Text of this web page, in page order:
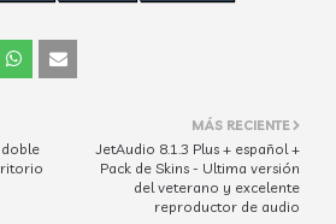
MÁS RECIENTE
JetAudio 8.1.3 Plus + español +
Pack de Skins - Ultima versión
del veterano y excelente
reproductor de audio